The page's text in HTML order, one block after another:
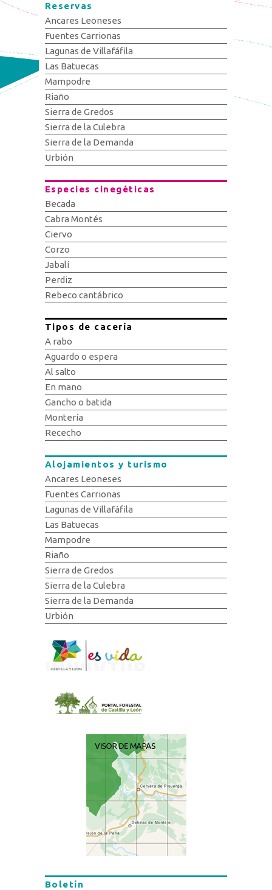
Reservas
Ancares Leoneses
Fuentes Carrionas
Lagunas de Villafáfila
Las Batuecas
Mampodre
Riaño
Sierra de Gredos
Sierra de la Culebra
Sierra de la Demanda
Urbión
Especies cinegéticas
Becada
Cabra Montés
Ciervo
Corzo
Jabalí
Perdiz
Rebeco cantábrico
Tipos de cacería
A rabo
Aguardo o espera
Al salto
En mano
Gancho o batida
Montería
Rececho
Alojamientos y turismo
Ancares Leoneses
Fuentes Carrionas
Lagunas de Villafáfila
Las Batuecas
Mampodre
Riaño
Sierra de Gredos
Sierra de la Culebra
Sierra de la Demanda
Urbión
Boletín